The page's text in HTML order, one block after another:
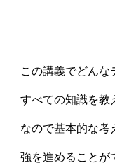
この講義でどんな
すべての知識を教
なので基本的な
強を進めることが